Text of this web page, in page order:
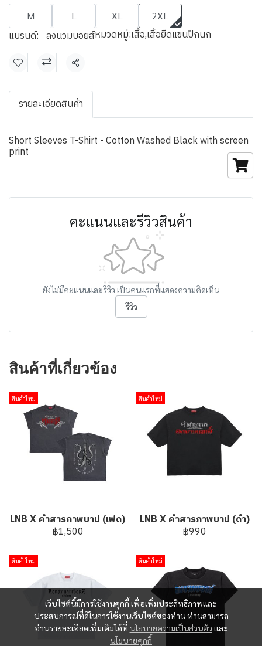
M L XL 2XL
แบรนด์: ลงนวมบอยส์หมวดหมู่:เสื้อ,เสื้อยืดแขนปีกนก
แชร์
รายละเอียดสินค้า
Short Sleeves T-Shirt - Cotton Washed Black with screen
print
คะแนนและรีวิวสินค้า
ยังไม่มีคะแนนและรีวิว เป็นคนแรกที่แสดงความคิดเห็น
รีวิว
สินค้าที่เกี่ยวข้อง
สินค้าใหม่
LNB X คำสารภาพบาป (เฟด)
฿1,500
สินค้าใหม่
LNB X คำสารภาพบาป (ดำ)
฿990
สินค้าใหม่ สินค้าใหม่
เว็บไซต์นี้มีการใช้งานคุกกี้ เพื่อเพิ่มประสิทธิภาพและ
ประสบการณ์ที่ดีในการใช้งานเว็บไซต์ของท่าน ท่านสามารถ
อ่านรายละเอียดเพิ่มเติมได้ที่ นโยบายความเป็นส่วนตัว และ
นโยบายคุกกี้